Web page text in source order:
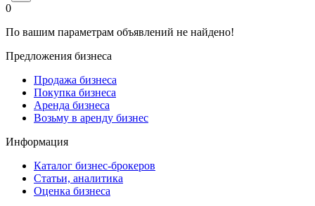
0
По вашим параметрам объявлений не найдено!
Предложения бизнеса
Продажа бизнеса
Покупка бизнеса
Аренда бизнеса
Возьму в аренду бизнес
Информация
Каталог бизнес-брокеров
Статьи, аналитика
Оценка бизнеса